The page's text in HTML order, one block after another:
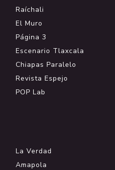
Raíchali
El Muro
Página 3
Escenario Tlaxcala
Chiapas Paralelo
Revista Espejo
POP Lab
La Verdad
Amapola